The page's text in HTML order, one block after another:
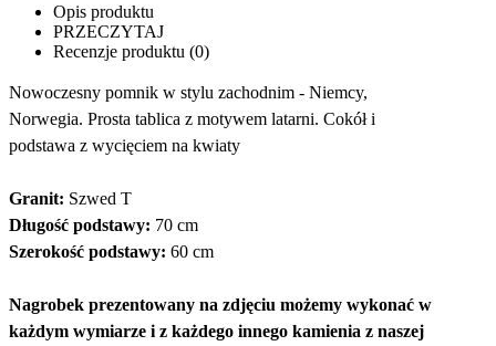
Opis produktu
PRZECZYTAJ
Recenzje produktu (0)
Nowoczesny pomnik w stylu zachodnim - Niemcy,
Norwegia. Prosta tablica z motywem latarni. Cokół i
podstawa z wycięciem na kwiaty
Granit: Szwed T
Długość podstawy: 70 cm
Szerokość podstawy: 60 cm
Nagrobek prezentowany na zdjęciu możemy wykonać w
każdym wymiarze i z każdego innego kamienia z naszej